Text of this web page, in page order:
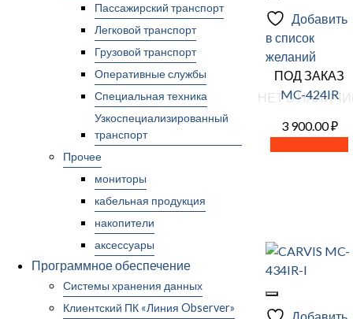
Пассажирский транспорт
Легковой транспорт
Грузовой транспорт
Оперативные службы
Специальная техника
Узкоспециализированный
транспорт
Прочее
мониторы
кабельная продукция
накопители
аксессуары
Программное обеспечение
Системы хранения данных
Клиентский ПК «Линия Observer»
Добавить
в список
желаний
НЕТ В
ПОД ЗАКАЗ
MC-424IR
3 900.00₽